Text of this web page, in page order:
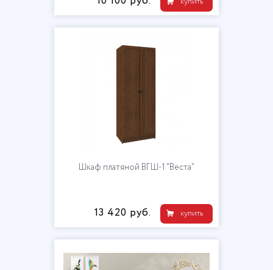
Шкаф платяной ВГШ-1 "Веста"
купить
13 420 руб.